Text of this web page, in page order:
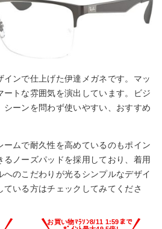
インで仕上げた伊達メガネです。マッ
ートな雰囲気を演出しています。ビジ
シーンを問わず使いやすい、おすすめ
ームで耐久性を高めているのもポイン
るノーズパッドを採用しており、着用
のこだわりが光るシンプルなデザイ
ている方はチェックしてみてくださ